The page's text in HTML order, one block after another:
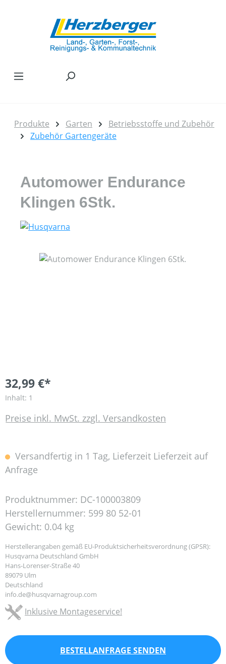
Produkte Garten
Betriebsstoffe und Zubehör
Zubehör Gartengeräte
Automower Endurance
Klingen 6Stk.
Bildergalerie überspringen
32,99 €*
Inhalt: 1
Preise inkl. MwSt. zzgl. Versandkosten
Versandfertig in 1 Tag, Lieferzeit Lieferzeit auf
Anfrage
Produktnummer: DC-100003809
Herstellernummer: 599 80 52-01
Gewicht: 0.04 kg
Herstellerangaben gemäß EU-Produktsicherheitsverordnung (GPSR):
Husqvarna Deutschland GmbH
Hans-Lorenser-Straße 40
89079 Ulm
Deutschland
info.de@husqvarnagroup.com
Inklusive Montageservice!
BESTELLANFRAGE SENDEN